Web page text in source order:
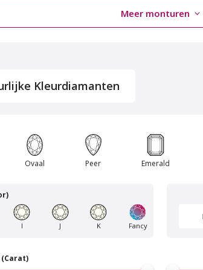
Van Amstel Flevopark
Meer monturen
Kleurdiamanten
Ovaal Peer Emerald
I J K Fancy